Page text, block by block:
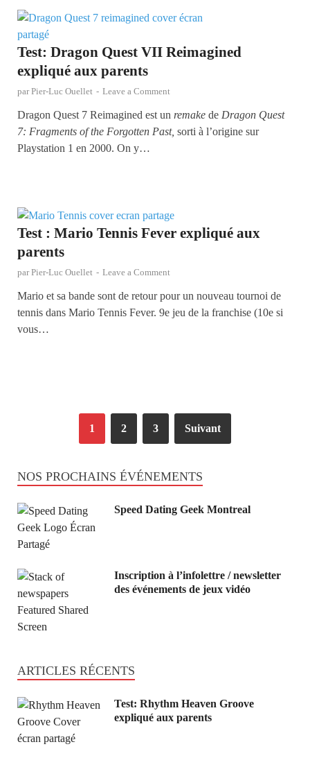
Test: Dragon Quest VII Reimagined
expliqué aux parents
parPier-Luc Ouellet - Leave a Comment
Dragon Quest 7 Reimagined est un remake de Dragon Quest
7: Fragments of the Forgotten Past, sorti à l’origine sur
Playstation 1 en 2000. On y…
Test : Mario Tennis Fever expliqué aux
parents
parPier-Luc Ouellet - Leave a Comment
Mario et sa bande sont de retour pour un nouveau tournoi de
tennis dans Mario Tennis Fever. 9e jeu de la franchise (10e si
vous…
1 2 3 Suivant
NOS PROCHAINS ÉVÉNEMENTS
Speed Dating Geek Montreal
Inscription à l’infolettre / newsletter
des événements de jeux vidéo
ARTICLES RÉCENTS
Test: Rhythm Heaven Groove
expliqué aux parents